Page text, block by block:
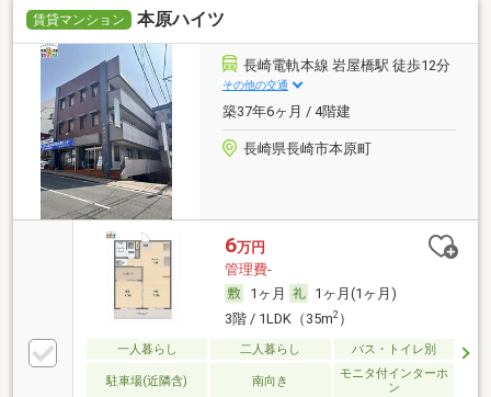
賃貸マンション 本原ハイツ
長崎電軌本線 岩屋橋駅 徒歩12分
その他の交通
築37年6ヶ月 / 4階建
長崎県長崎市本原町
6万円
管理費-
1ヶ月
1ヶ月(1ヶ月)
3階 / 1LDK（35m2）
一人暮らし 二人暮らし バス・トイレ別
駐車場(近隣含) 南向き
モニタ付インターホ
ン